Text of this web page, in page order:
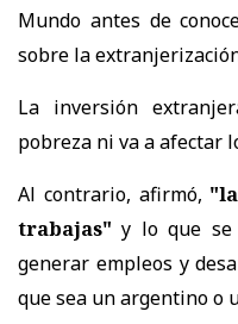
Mundo antes de
sobre la
La inversión
pobreza ni va a afectar
Al contrario, afirmó,
trabajas" y lo que se
generar empleos y
que sea un argentino o